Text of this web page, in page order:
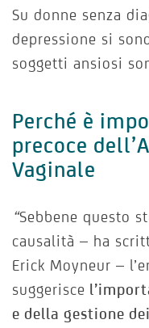
Su donne senza
depressione si
soggetti ansiosi
Perché è
precoce
Vaginale
“Sebbene questo
causalità – ha
Erick Moyneur –
suggerisce
e della gestione